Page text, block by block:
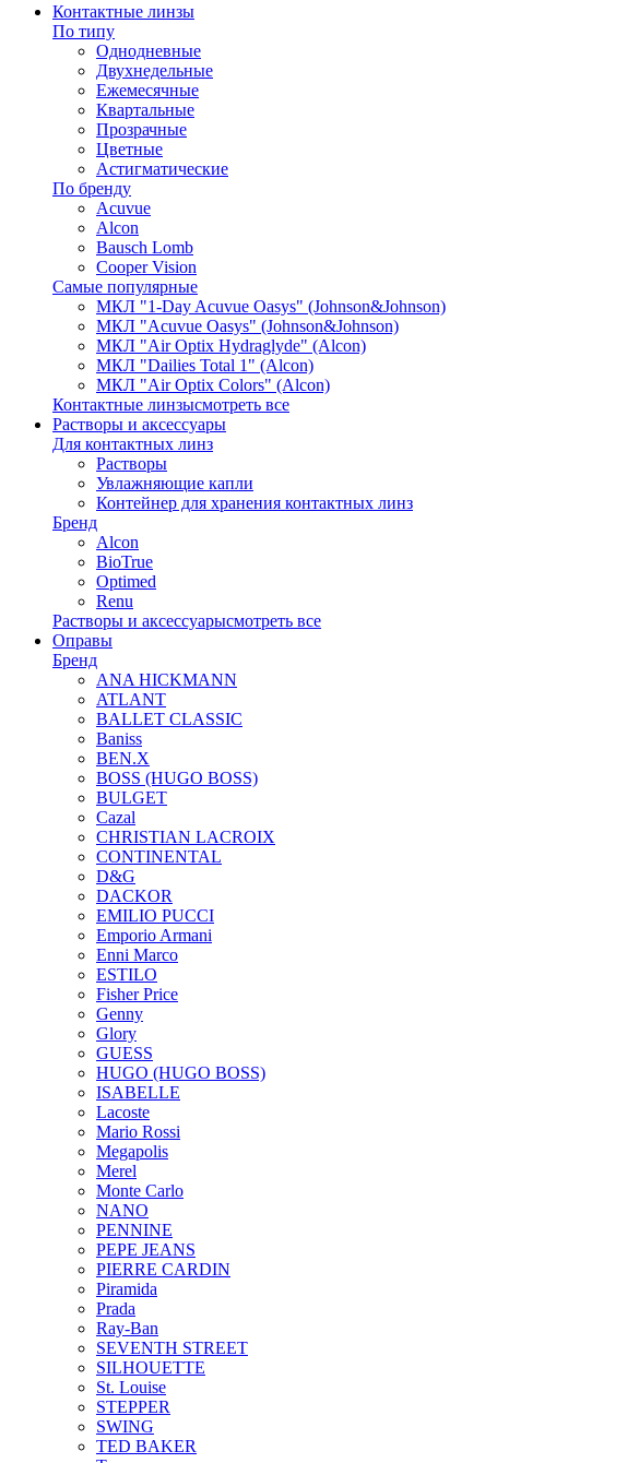
Контактные линзы
По типу
Однодневные
Двухнедельные
Ежемесячные
Квартальные
Прозрачные
Цветные
Астигматические
По бренду
Acuvue
Alcon
Bausch Lomb
Cooper Vision
Самые популярные
МКЛ "1-Day Acuvue Oasys" (Johnson&Johnson)
МКЛ "Acuvue Oasys" (Johnson&Johnson)
МКЛ "Air Optix Hydraglyde" (Alcon)
МКЛ "Dailies Total 1" (Alcon)
МКЛ "Air Optix Colors" (Alcon)
Контактные линзысмотреть все
Растворы и аксессуары
Для контактных линз
Растворы
Увлажняющие капли
Контейнер для хранения контактных линз
Бренд
Alcon
BioTrue
Optimed
Renu
Растворы и аксессуарысмотреть все
Оправы
Бренд
ANA HICKMANN
ATLANT
BALLET CLASSIC
Baniss
BEN.X
BOSS (HUGO BOSS)
BULGET
Cazal
CHRISTIAN LACROIX
CONTINENTAL
D&G
DACKOR
EMILIO PUCCI
Emporio Armani
Enni Marco
ESTILO
Fisher Price
Genny
Glory
GUESS
HUGO (HUGO BOSS)
ISABELLE
Lacoste
Mario Rossi
Megapolis
Merel
Monte Carlo
NANO
PENNINE
PEPE JEANS
PIERRE CARDIN
Piramida
Prada
Ray-Ban
SEVENTH STREET
SILHOUETTE
St. Louise
STEPPER
SWING
TED BAKER